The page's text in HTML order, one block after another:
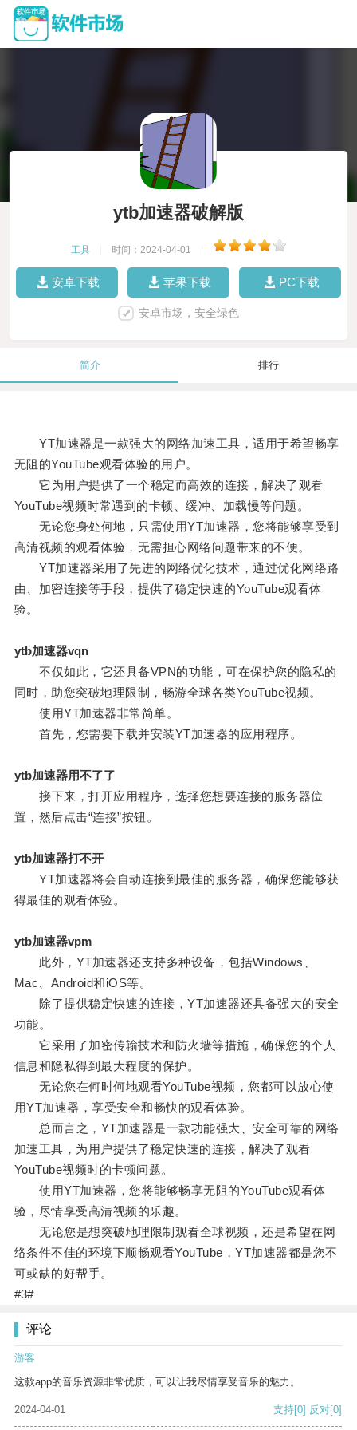
ytb加速器破解版
工具 时间：2024-04-01
安卓下载 苹果下载 PC下载
安卓市场，安全绿色
简介 排行
YT加速器是一款强大的网络加速工具，适用于希望畅享
无阻的YouTube观看体验的用户。
它为用户提供了一个稳定而高效的连接，解决了观看
YouTube视频时常遇到的卡顿、缓冲、加载慢等问题。
无论您身处何地，只需使用YT加速器，您将能够享受到
高清视频的观看体验，无需担心网络问题带来的不便。
YT加速器采用了先进的网络优化技术，通过优化网络路
由、加密连接等手段，提供了稳定快速的YouTube观看体
验。
ytb加速器vqn
不仅如此，它还具备VPN的功能，可在保护您的隐私的
同时，助您突破地理限制，畅游全球各类YouTube视频。
使用YT加速器非常简单。
首先，您需要下载并安装YT加速器的应用程序。
ytb加速器用不了了
接下来，打开应用程序，选择您想要连接的服务器位
置，然后点击“连接”按钮。
ytb加速器打不开
YT加速器将会自动连接到最佳的服务器，确保您能够获
得最佳的观看体验。
ytb加速器vpm
此外，YT加速器还支持多种设备，包括Windows、
Mac、Android和iOS等。
除了提供稳定快速的连接，YT加速器还具备强大的安全
功能。
它采用了加密传输技术和防火墙等措施，确保您的个人
信息和隐私得到最大程度的保护。
无论您在何时何地观看YouTube视频，您都可以放心使
用YT加速器，享受安全和畅快的观看体验。
总而言之，YT加速器是一款功能强大、安全可靠的网络
加速工具，为用户提供了稳定快速的连接，解决了观看
YouTube视频时的卡顿问题。
使用YT加速器，您将能够畅享无阻的YouTube观看体
验，尽情享受高清视频的乐趣。
无论您是想突破地理限制观看全球视频，还是希望在网
络条件不佳的环境下顺畅观看YouTube，YT加速器都是您不
可或缺的好帮手。
#3#
评论
游客
这款app的音乐资源非常优质，可以让我尽情享受音乐的魅力。
2024-04-01 支持[0] 反对[0]